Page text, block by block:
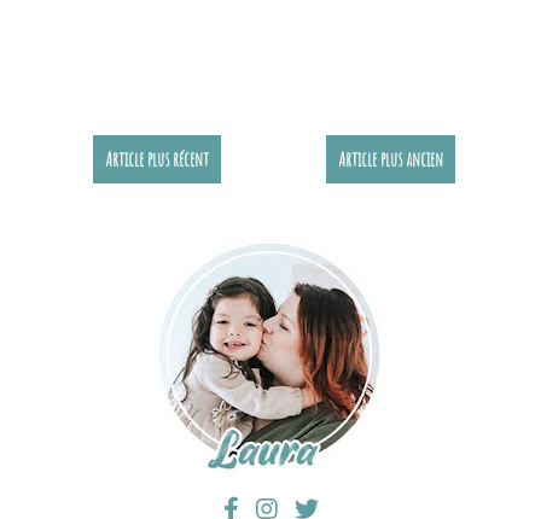
Article plus récent Article plus ancien